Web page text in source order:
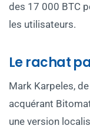
des 17 000 BTC
les utilisateurs.
Le rachat
Mark Karpeles,
acquérant
une version